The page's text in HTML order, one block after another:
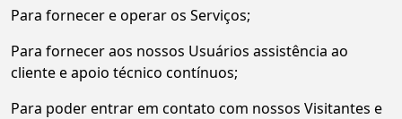
Para fornecer e operar os Serviços;
Para fornecer aos nossos Usuários assistência ao
cliente e apoio técnico contínuos;
Para poder entrar em contato com nossos Visitantes e